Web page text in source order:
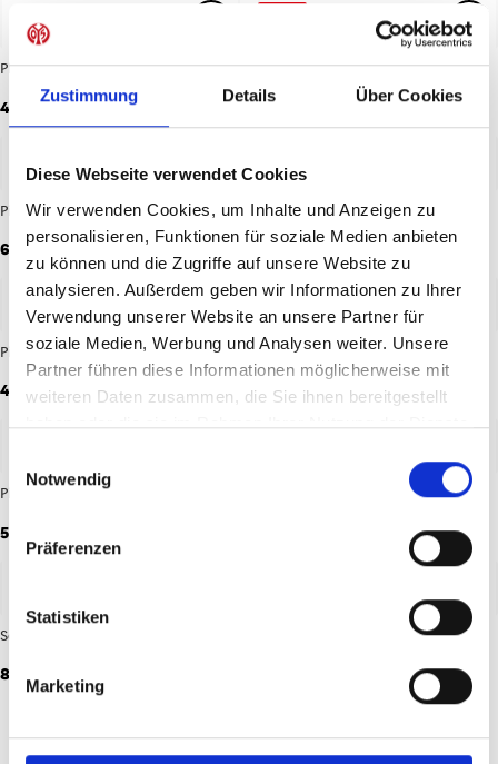
Zustimmung Details Über Cookies
Diese Webseite verwendet Cookies
Wir verwenden Cookies, um Inhalte und Anzeigen zu
personalisieren, Funktionen für soziale Medien anbieten
zu können und die Zugriffe auf unsere Website zu
analysieren. Außerdem geben wir Informationen zu Ihrer
Verwendung unserer Website an unsere Partner für
soziale Medien, Werbung und Analysen weiter. Unsere
Partner führen diese Informationen möglicherweise mit
weiteren Daten zusammen, die Sie ihnen bereitgestellt
haben oder die sie im Rahmen Ihrer Nutzung der Dienste
Notwendig
Präferenzen
Statistiken
Marketing
Pin Ball
4,95 €
Pin Conference League Trikot
1,50 €
Pin Helau LED
6,95 €
Pin Logo
4,95 €
Pin Logo
4,95 €
Pin Logo
4,95 €
Pin Narrenkappe
5,95 €
Schlüsselanhänger Kronkorken
8,95 €
Schlüsselanhänger Logo